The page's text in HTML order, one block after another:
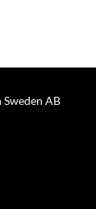
AB